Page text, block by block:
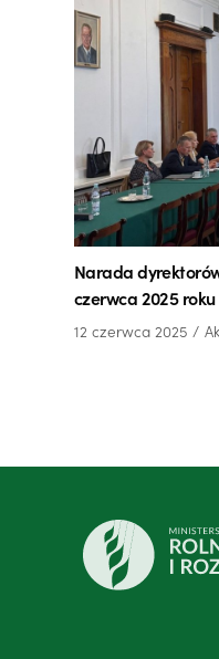
Narada
czerwca 2025 roku
12 czerwca 2025